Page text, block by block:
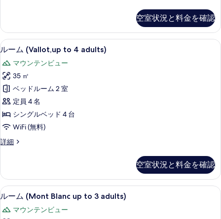
は
ツ
イ
ン
ル
ー
ム
ダ
ブ
ル
ド
1
台
ー
ド
ダ
ル
ま
た
は
ツ
イ
ン
ル
ー
ム
ル
ベ
ッ
ド
空室状況と料金を確認
ル
ー
ム
(Vallot,up
to
4
adults)
の
す
の
写
真
ルーム (Vallot,up to 4 adults) | セー
6
ルーム (Vallot,up to 4 adults)
マウンテンビュー
35 ㎡
ベッドルーム 2 室
定員 4 名
シングルベッド 4 台
WiFi (無料)
詳細
ル
to
4
adults)
詳
空室状況と料金を確認
ル
ー
ルーム (Mont Blanc up to 3 adults) |
6
ルーム (Mont Blanc up to 3 adults)
マウンテンビュー